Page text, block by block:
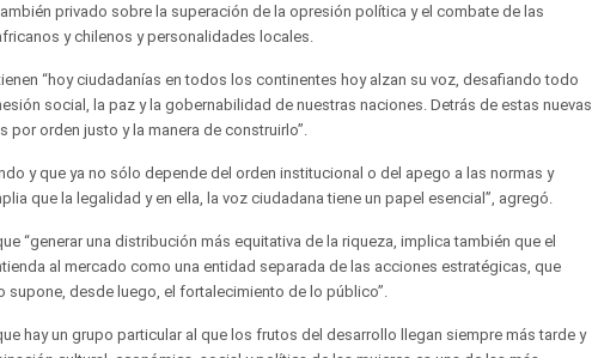
privado sobre la superación de la opresión política y el combate de las
y chilenos y personalidades locales.
“hoy ciudadanías en todos los continentes hoy alzan su voz, desafiando todo
social, la paz y la gobernabilidad de nuestras naciones. Detrás de estas nuevas
orden justo y la manera de construirlo”.
y que ya no sólo depende del orden institucional o del apego a las normas y
que la legalidad y en ella, la voz ciudadana tiene un papel esencial”, agregó.
“generar una distribución más equitativa de la riqueza, implica también que el
al mercado como una entidad separada de las acciones estratégicas, que
desde luego, el fortalecimiento de lo público”.
hay un grupo particular al que los frutos del desarrollo llegan siempre más tarde y